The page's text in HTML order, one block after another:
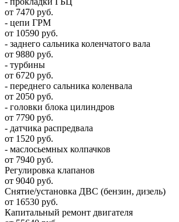
от 7470 руб.
- цепи ГРМ
от 10590 руб.
- заднего сальника коленчатого вала
от 9880 руб.
- турбины
от 6720 руб.
- переднего сальника коленвала
от 2050 руб.
- головки блока цилиндров
от 7790 руб.
- датчика распредвала
от 1520 руб.
- маслосьемных колпачков
от 7940 руб.
Регулировка клапанов
от 9040 руб.
Снятие/установка ДВС (бензин, дизель)
от 16530 руб.
Капитальный ремонт двигателя